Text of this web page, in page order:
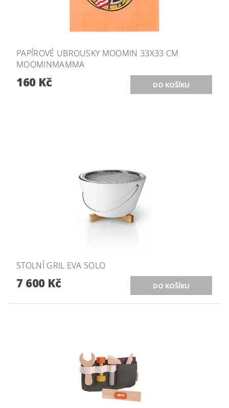
PAPÍROVÉ UBROUSKY MOOMIN 33X33 CM
MOOMINMAMMA
160 Kč
STOLNÍ GRIL EVA SOLO
7 600 Kč